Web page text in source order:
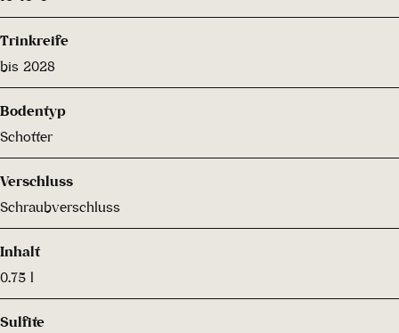
Trinkreife
bis 2028
Bodentyp
Schotter
Verschluss
Schraubverschluss
Inhalt
0.75 l
Sulfite